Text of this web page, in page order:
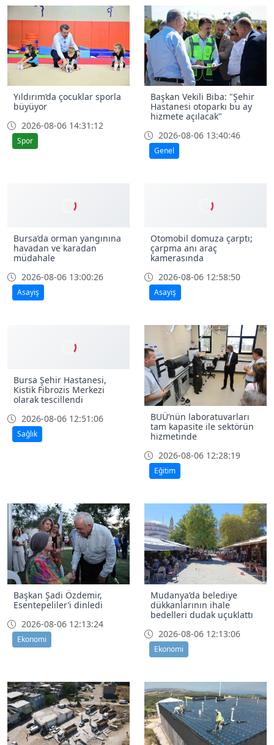
Yıldırım’da çocuklar sporla
büyüyor
2026-08-06 14:31:12
Spor
Başkan Vekili Biba: "Şehir
Hastanesi otoparkı bu ay
hizmete açılacak"
2026-08-06 13:40:46
Genel
Bursa’da orman yangınına
havadan ve karadan
müdahale
2026-08-06 13:00:26
Asayiş
Otomobil domuza çarptı;
çarpma anı araç
kamerasında
2026-08-06 12:58:50
Asayiş
Bursa Şehir Hastanesi,
Kistik Fibrozis Merkezi
olarak tescillendi
2026-08-06 12:51:06
Sağlık
BUÜ’nün laboratuvarları
tam kapasite ile sektörün
hizmetinde
2026-08-06 12:28:19
Eğitim
Başkan Şadi Özdemir,
Esentepeliler’i dinledi
2026-08-06 12:13:24
Ekonomi
Mudanya’da belediye
dükkanlarının ihale
bedelleri dudak uçuklattı
2026-08-06 12:13:06
Ekonomi